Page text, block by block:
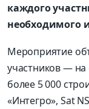
каждого
необходимого
Мероприятие
участников —
более 5 000
«Интегро», Sat